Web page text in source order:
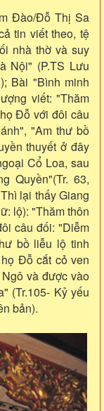
Đào/Đỗ Thị Sa
tin viết theo, tệ
nhà thờ và suy
Nội" (P.TS Lưu
Bài "Bình minh
viết: "Thăm
Đỗ với đôi câu
"Am thư bồ
thuyết ở đây
Cổ Loa, sau
Quyền"(Tr. 63,
lại thấy Giang
lộ): "Thăm thôn
câu đối: "Diễm
bồ liễu lộ tinh
Đỗ cắt cỏ ven
và được vào
(Tr.105- Kỷ yếu
bản).